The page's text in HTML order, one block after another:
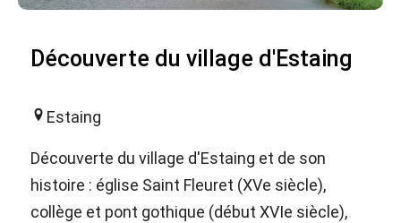
Découverte du village d'Estaing
Estaing
Découverte du village d'Estaing et de son
histoire : église Saint Fleuret (XVe siècle),
collège et pont gothique (début XVIe siècle),